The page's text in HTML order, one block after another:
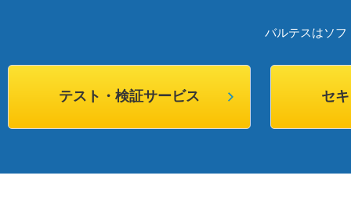
バルテスはソ
テスト・検証サービス セ